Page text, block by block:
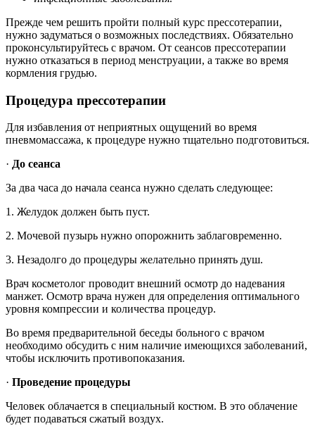
Прежде чем решить пройти полный курс прессотерапии,
нужно задуматься о возможных последствиях. Обязательно
проконсультируйтесь с врачом. От сеансов прессотерапии
нужно отказаться в период менструации, а также во время
кормления грудью.
Процедура прессотерапии
Для избавления от неприятных ощущений во время
пневмомассажа, к процедуре нужно тщательно подготовиться.
· До сеанса
За два часа до начала сеанса нужно сделать следующее:
1. Желудок должен быть пуст.
2. Мочевой пузырь нужно опорожнить заблаговременно.
3. Незадолго до процедуры желательно принять душ.
Врач косметолог проводит внешний осмотр до надевания
манжет. Осмотр врача нужен для определения оптимального
уровня компрессии и количества процедур.
Во время предварительной беседы больного с врачом
необходимо обсудить с ним наличие имеющихся заболеваний,
чтобы исключить противопоказания.
· Проведение процедуры
Человек облачается в специальный костюм. В это облачение
будет подаваться сжатый воздух.